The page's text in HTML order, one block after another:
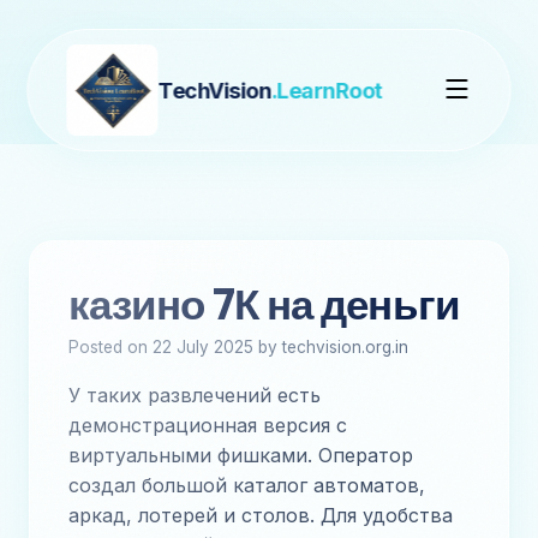
TechVision.LearnRoot
казино 7К на деньги
Posted on 22 July 2025 by techvision.org.in
У таких развлечений есть
демонстрационная версия с
виртуальными фишками. Оператор
создал большой каталог автоматов,
аркад, лотерей и столов. Для удобства